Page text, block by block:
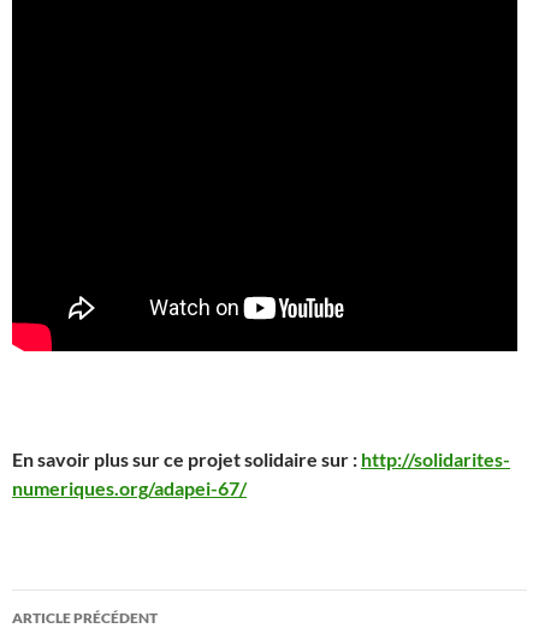
En savoir plus sur ce projet solidaire sur : http://solidarites-
numeriques.org/adapei-67/
Navigation
ARTICLE PRÉCÉDENT